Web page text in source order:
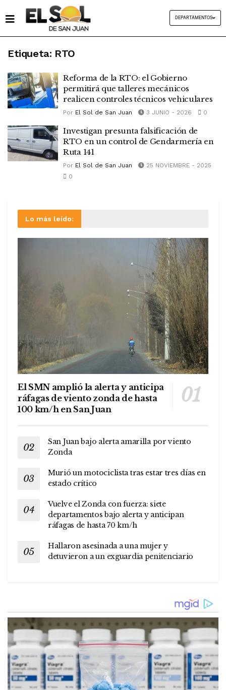
DEPARTAMENTOS
Etiqueta: RTO
Reforma de la RTO: el Gobierno
permitirá que talleres mecánicos
realicen controles técnicos vehiculares
Por El Sol de San Juan 3 JUNIO - 2026 0
Investigan presunta falsificación de
RTO en un control de Gendarmería en
Ruta 141
Por El Sol de San Juan
25 NOVIEMBRE - 2025
0
Lo más leído:
El SMN amplió la alerta y anticipa
ráfagas de viento zonda de hasta
100 km/h en San Juan
San Juan bajo alerta amarilla por viento
Zonda
Murió un motociclista tras estar tres días en
estado crítico
Vuelve el Zonda con fuerza: siete
departamentos bajo alerta y anticipan
ráfagas de hasta 70 km/h
Hallaron asesinada a una mujer y
detuvieron a un exguardia penitenciario